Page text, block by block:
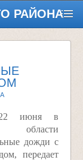
РАЙОНА
июня в
области
дожди с
передает